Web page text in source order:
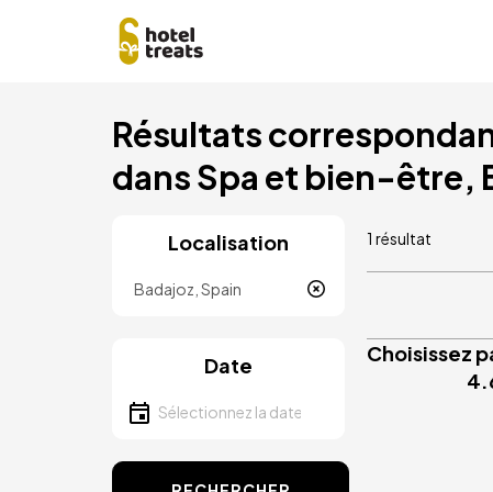
Résultats
dans Spa et bien-être,
Localisation
Date
Sélectionnez la date
1 résultat
Choisissez